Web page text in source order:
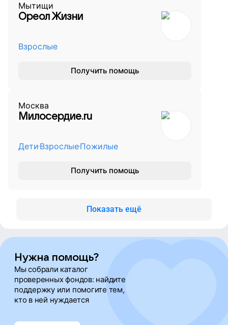
Мытищи
Ореол Жизни
Взрослые
Получить помощь
Москва
Милосердие.ru
Дети ВзрослыеПожилые
Получить помощь
Показать ещё
Нужна помощь?
Мы собрали каталог
проверенных фондов: найдите
поддержку или помогите тем,
кто в ней нуждается